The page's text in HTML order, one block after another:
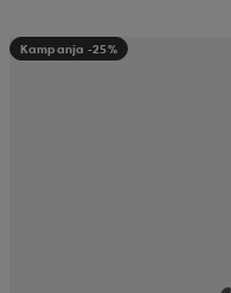
Kampanja -25%